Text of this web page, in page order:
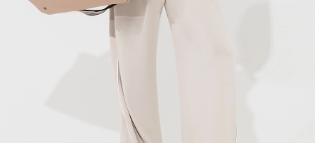
Республика Крым (1)